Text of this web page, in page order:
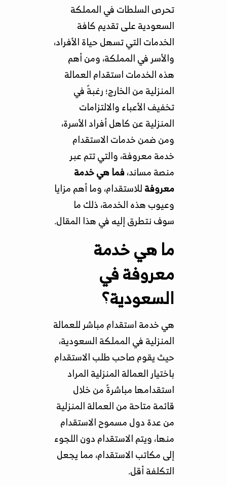
تحرص السلطات في المملكة
السعودية على تقديم كافة
الخدمات التي تسهل حياة الأفراد،
والأسر في المملكة، ومن أهم
هذه الخدمات استقدام العمالة
المنزلية من الخارج؛ رغبةً في
تخفيف الأعباء والالتزامات
المنزلية عن كاهل أفراد الأسرة،
ومن ضمن خدمات الاستقدام
خدمة معروفة، والتي تتم عبر
منصة مساند،فما هي خدمة
معروفةللاستقدام، وما أهم مزايا
وعيوب هذه الخدمة، ذلك ما
سوف نتطرق إليه في هذا المقال.
ما هي خدمة
معروفة في
السعودية؟
هي خدمة استقدام مباشر للعمالة
المنزلية في المملكة السعودية،
حيث يقوم صاحب طلب الاستقدام
باختيار العمالة المنزلية المراد
استقدامها مباشرةً من خلال
قائمة متاحة من العمالة المنزلية
من عدة دول مسموح الاستقدام
منها، ويتم الاستقدام دون اللجوء
إلى مكاتب الاستقدام، مما يجعل
التكلفة أقل.